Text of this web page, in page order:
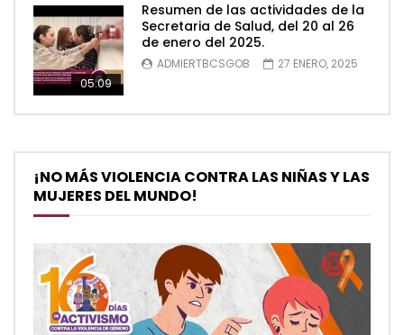
05:09
Resumen de las actividades de la
Secretaria de Salud, del 20 al 26
de enero del 2025.
ADMIERTBCSGOB 27 ENERO, 2025
¡NO MÁS VIOLENCIA CONTRA LAS NIÑAS Y LAS
MUJERES DEL MUNDO!